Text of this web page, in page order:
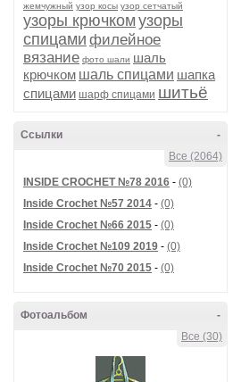
жемчужный узор косы узор сетчатый
узоры крючком узоры
спицами филейное
вязание фото шали шаль
крючком шаль спицами шапка
спицами шарф спицами шитьё
-
Ссылки
Все (2064)
INSIDE CROCHET №78 2016 - (0)
Inside Crochet №57 2014 - (0)
Inside Crochet №66 2015 - (0)
Inside Crochet №109 2019 - (0)
Inside Crochet №70 2015 - (0)
-
Фотоальбом
Все (30)